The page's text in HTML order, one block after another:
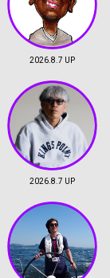
2026.8.7 UP
2026.8.7 UP